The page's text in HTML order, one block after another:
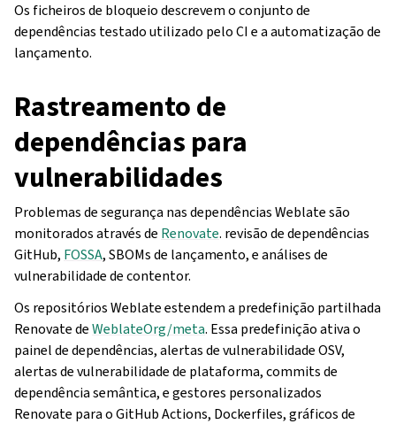
Os ficheiros de bloqueio descrevem o conjunto de
dependências testado utilizado pelo CI e a automatização de
lançamento.
Rastreamento de
dependências para
vulnerabilidades
Problemas de segurança nas dependências Weblate são
monitorados através de Renovate. revisão de dependências
GitHub, FOSSA, SBOMs de lançamento, e análises de
vulnerabilidade de contentor.
Os repositórios Weblate estendem a predefinição partilhada
Renovate deWeblateOrg/meta. Essa predefinição ativa o
painel de dependências, alertas de vulnerabilidade OSV,
alertas de vulnerabilidade de plataforma, commits de
dependência semântica, e gestores personalizados
Renovate para o GitHub Actions, Dockerfiles, gráficos de